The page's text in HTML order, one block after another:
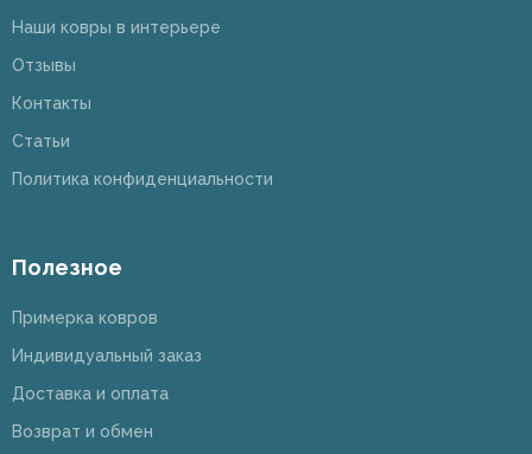
Наши ковры в интерьере
Отзывы
Контакты
Статьи
Политика конфиденциальности
Полезное
Примерка ковров
Индивидуальный заказ
Доставка и оплата
Возврат и обмен